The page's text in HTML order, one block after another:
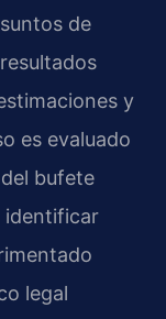
de
y
es evaluado
bufete
identificar
legal